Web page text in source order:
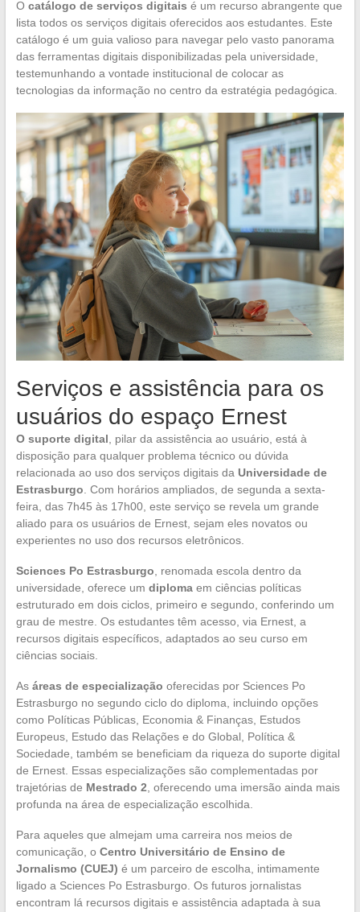
O catálogo de serviços digitais é um recurso abrangente que
lista todos os serviços digitais oferecidos aos estudantes. Este
catálogo é um guia valioso para navegar pelo vasto panorama
das ferramentas digitais disponibilizadas pela universidade,
testemunhando a vontade institucional de colocar as
tecnologias da informação no centro da estratégia pedagógica.
Serviços e assistência para os
usuários do espaço Ernest
O suporte digital , pilar da assistência ao usuário, está à
disposição para qualquer problema técnico ou dúvida
relacionada ao uso dos serviços digitais da Universidade de
Estrasburgo . Com horários ampliados, de segunda a sexta-
feira, das 7h45 às 17h00, este serviço se revela um grande
aliado para os usuários de Ernest, sejam eles novatos ou
experientes no uso dos recursos eletrônicos.
Sciences Po Estrasburgo , renomada escola dentro da
universidade, oferece um diplomaem ciências políticas
estruturado em dois ciclos, primeiro e segundo, conferindo um
grau de mestre. Os estudantes têm acesso, via Ernest, a
recursos digitais específicos, adaptados ao seu curso em
ciências sociais.
As áreas de especialização oferecidas por Sciences Po
Estrasburgo no segundo ciclo do diploma, incluindo opções
como Políticas Públicas, Economia & Finanças, Estudos
Europeus, Estudo das Relações e do Global, Política &
Sociedade, também se beneficiam da riqueza do suporte digital
de Ernest. Essas especializações são complementadas por
trajetórias de Mestrado 2 , oferecendo uma imersão ainda mais
profunda na área de especialização escolhida.
Para aqueles que almejam uma carreira nos meios de
comunicação, o Centro Universitário de Ensino de
Jornalismo (CUEJ) é um parceiro de escolha, intimamente
ligado a Sciences Po Estrasburgo. Os futuros jornalistas
encontram lá recursos digitais e assistência adaptada à sua